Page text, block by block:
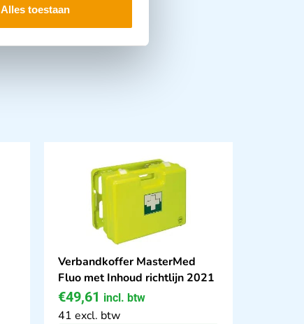
Alles toestaan
Verbandkoffer MasterMed
Fluo met Inhoud richtlijn 2021
€49,61 incl. btw
41 excl. btw